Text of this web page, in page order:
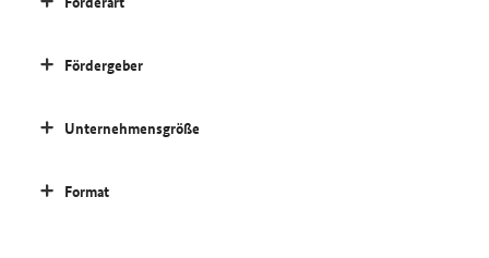
Fördergeber
Unternehmensgröße
Format